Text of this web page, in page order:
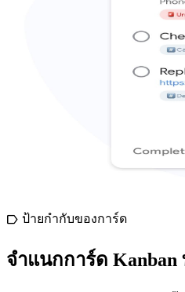
label ป้ายกำกับของการ์ด
จำแนกการ์ด